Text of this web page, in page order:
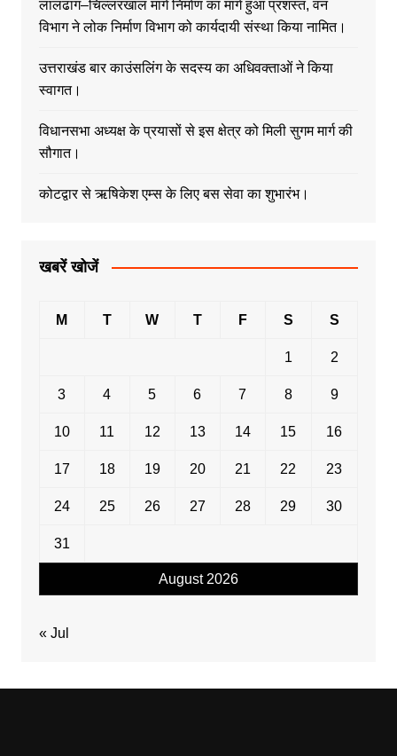
लालढांग–चिल्लरखाल मार्ग निर्माण का मार्ग हुआ प्रशस्त, वन
विभाग ने लोक निर्माण विभाग को कार्यदायी संस्था किया नामित।
उत्तराखंड बार काउंसलिंग के सदस्य का अधिवक्ताओं ने किया
स्वागत।
विधानसभा अध्यक्ष के प्रयासों से इस क्षेत्र को मिली सुगम मार्ग की
सौगात।
कोटद्वार से ऋषिकेश एम्स के लिए बस सेवा का शुभारंभ।
खबरें खोजें
August 2026
M T W T F S S
1 2
3 4 5 6 7 8 9
10 11 12 13 14 15 16
17 18 19 20 21 22 23
24 25 26 27 28 29 30
31
« Jul